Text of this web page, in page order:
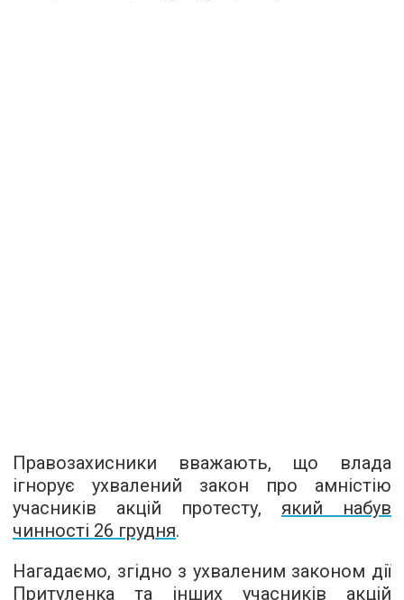
Правозахисники вважають, що влада
ігнорує ухвалений закон про амністію
учасників акцій протесту, який набув
чинності 26 грудня.
Нагадаємо, згідно з ухваленим законом дії
Притуленка та інших учасників акцій